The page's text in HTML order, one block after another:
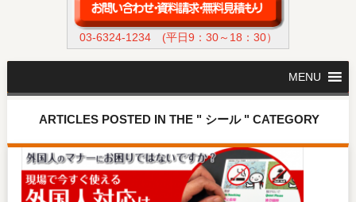
03-6324-1234(平日9：30～18：30）
MENU
ARTICLES POSTED IN THE " シール " CATEGORY